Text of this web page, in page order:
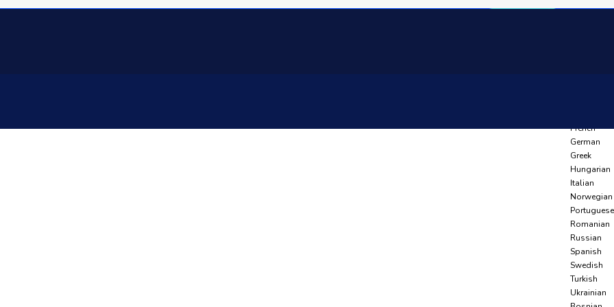
French
German
Greek
Hungarian
Italian
Norwegian
Portuguese
Romanian
Russian
Spanish
Swedish
Turkish
Ukrainian